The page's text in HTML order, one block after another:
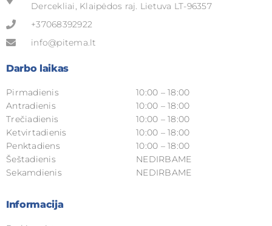
Dercekliai, Klaipėdos raj. Lietuva LT-96357
+37068392922
info@pitema.lt
Darbo laikas
Pirmadienis
Antradienis
Trečiadienis
Ketvirtadienis
Penktadiens
Šeštadienis
Sekamdienis
10:00 – 18:00
10:00 – 18:00
10:00 – 18:00
10:00 – 18:00
10:00 – 18:00
NEDIRBAME
NEDIRBAME
Informacija